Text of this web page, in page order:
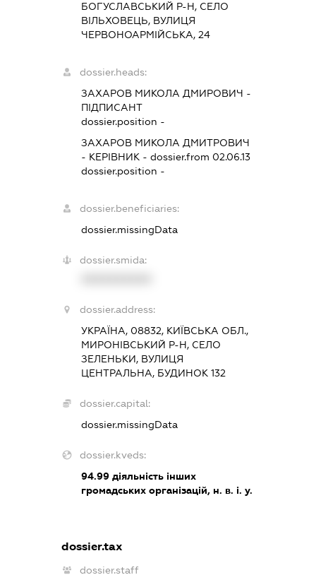
БОГУСЛАВСЬКИЙ Р-Н, СЕЛО
ВІЛЬХОВЕЦЬ, ВУЛИЦЯ
ЧЕРВОНОАРМІЙСЬКА, 24
dossier.heads:
ЗАХАРОВ МИКОЛА ДМИРОВИЧ -
ПІДПИСАНТ
dossier.position -
ЗАХАРОВ МИКОЛА ДМИТРОВИЧ
- КЕРІВНИК - dossier.from 02.06.13
dossier.position -
dossier.beneficiaries:
dossier.missingData
dossier.smida:
dossier.address:
УКРАЇНА, 08832, КИЇВСЬКА ОБЛ.,
МИРОНІВСЬКИЙ Р-Н, СЕЛО
ЗЕЛЕНЬКИ, ВУЛИЦЯ
ЦЕНТРАЛЬНА, БУДИНОК 132
dossier.capital:
dossier.missingData
dossier.kveds:
94.99 діяльність інших
громадських організацій, н. в. і. у.
dossier.tax
dossier.staff